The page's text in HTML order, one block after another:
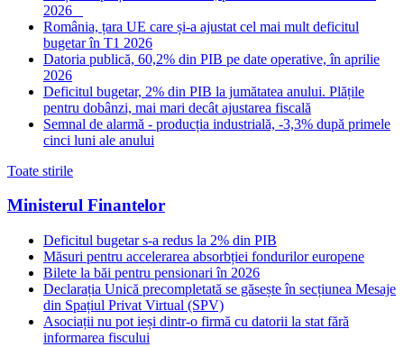
2026
România, țara UE care și-a ajustat cel mai mult deficitul
bugetar în T1 2026
Datoria publică, 60,2% din PIB pe date operative, în aprilie
2026
Deficitul bugetar, 2% din PIB la jumătatea anului. Plățile
pentru dobânzi, mai mari decât ajustarea fiscală
Semnal de alarmă - producția industrială, -3,3% după primele
cinci luni ale anului
Toate stirile
Ministerul Finantelor
Deficitul bugetar s-a redus la 2% din PIB
Măsuri pentru accelerarea absorbției fondurilor europene
Bilete la băi pentru pensionari în 2026
Declarația Unică precompletată se găsește în secțiunea Mesaje
din Spațiul Privat Virtual (SPV)
Asociații nu pot ieși dintr-o firmă cu datorii la stat fără
informarea fiscului